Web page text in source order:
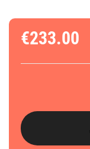
€233.00